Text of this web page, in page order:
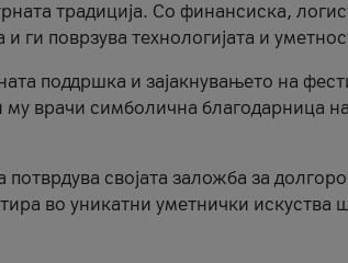
традиција. Со финансиска,
и ги поврзува технологијата и
поддршка и зајакнувањето на
му врачи симболична благодарница
потврдува својата заложба за
во уникатни уметнички искуства